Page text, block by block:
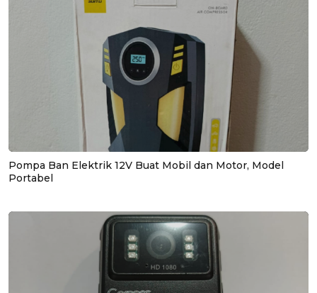
Pompa Ban Elektrik 12V Buat Mobil dan Motor, Model
Portabel